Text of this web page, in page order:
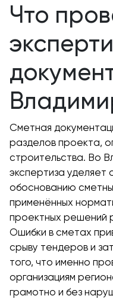
Что
Сметная
разделов проекта,
строительства. Во
экспертиза уделяет
обоснованию
применённых
проектных решений
Ошибки в сметах
срыву тендеров и
того, что именно
организациям
грамотно и без